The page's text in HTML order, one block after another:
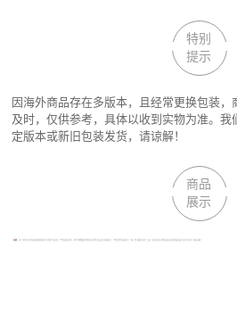
特别
提示
因海外商品存在多版本，且经常更换包装
及时，仅供参考，具体以收到实物为准。
定版本或新旧包装发货，请谅解！
商品
展示